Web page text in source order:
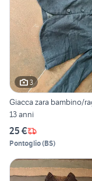
3
Giacca zara bambino/
13 anni
25 €
Pontoglio(BS)